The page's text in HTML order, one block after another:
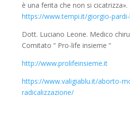
è una ferita che non si cicatrizza».
https://www.tempi.it/giorgio-
Dott. Luciano Leone. Medico
Comitato “ Pro-life insieme “
http://www.prolifeinsieme.it
https://www.valigiablu.it/aborto-
radicalizzazione/